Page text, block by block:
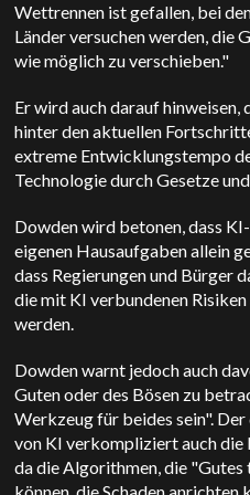
Wettrennen ist gefallen, bei
Länder versuchen werden, die
wie möglich zu verschieben."
Er wird auch darauf hinweisen,
hinter den aktuellen
extreme Entwicklungstempo
Technologie durch Gesetze
Dowden wird betonen, dass
eigenen Hausaufgaben allein
dass Regierungen und Bürger
die mit KI verbundenen
werden.
Dowden warnt jedoch auch
Guten oder des Bösen zu
Werkzeug für beides sein".
von KI verkompliziert auch die
da die Algorithmen, die "Gutes